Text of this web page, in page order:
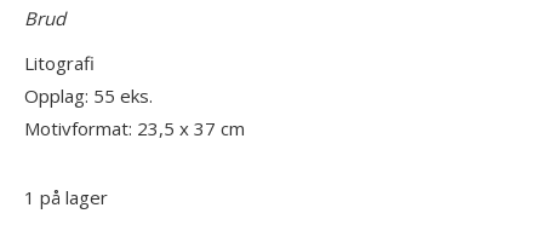
Brud
Litografi
Opplag: 55 eks.
Motivformat: 23,5 x 37 cm
1 på lager